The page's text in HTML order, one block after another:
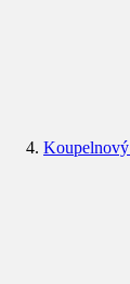
Koupelnový